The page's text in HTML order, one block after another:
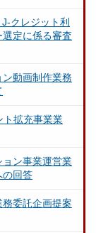
クレジット利
定に係る審査
動画制作業務
ト拡充事業業
ン事業運営業
の回答
務委託企画提案